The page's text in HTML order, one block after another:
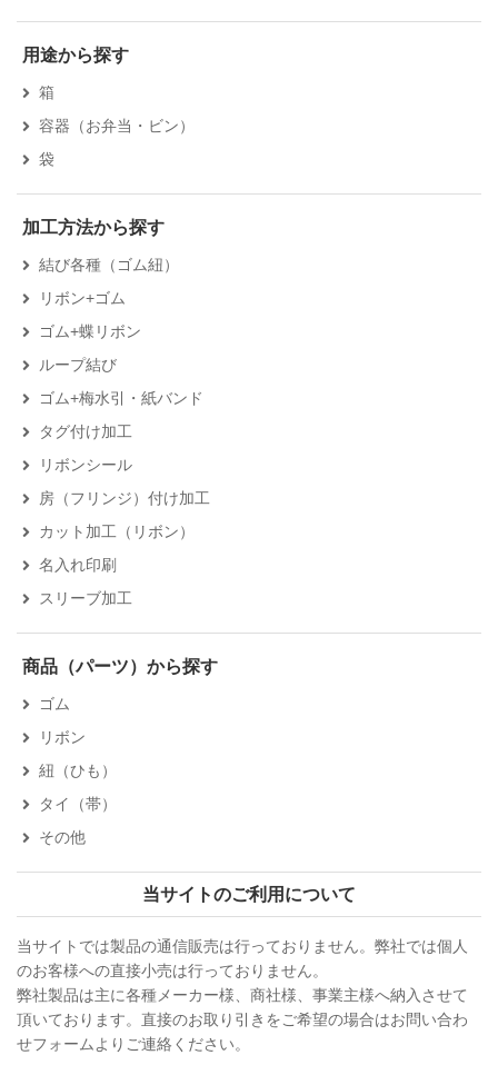
用途から探す
箱
容器（お弁当・ビン）
袋
加工方法から探す
結び各種（ゴム紐）
リボン+ゴム
ゴム+蝶リボン
ループ結び
ゴム+梅水引・紙バンド
タグ付け加工
リボンシール
房（フリンジ）付け加工
カット加工（リボン）
名入れ印刷
スリーブ加工
商品（パーツ）から探す
ゴム
リボン
紐（ひも）
タイ（帯）
その他
当サイトのご利用について
当サイトでは製品の通信販売は行っておりません。弊社では個人
のお客様への直接小売は行っておりません。
弊社製品は主に各種メーカー様、商社様、事業主様へ納入させて
頂いております。直接のお取り引きをご希望の場合はお問い合わ
せフォームよりご連絡ください。